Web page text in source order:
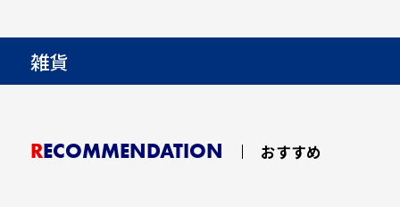
雑貨
RECOMMENDATION おすすめ